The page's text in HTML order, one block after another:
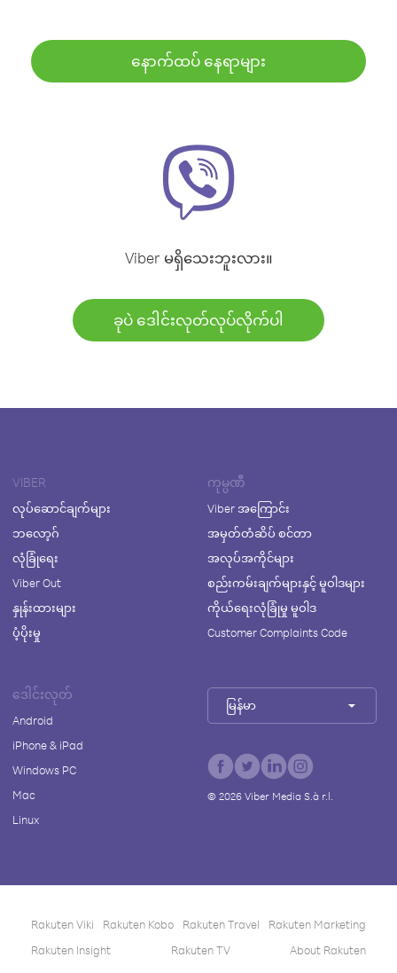
နောက်ထပ် နေရာများ
Viber မရှိသေးဘူးလား။
ခုပဲ ဒေါင်းလုတ်လုပ်လိုက်ပါ
VIBER
လုပ်ဆောင်ချက်များ
ဘလော့ဂ်
လုံခြုံရေး
Viber Out
နှုန်းထားများ
ပံ့ပိုးမှု
ကုမ္ပဏီ
Viber အကြောင်း
အမှတ်တံဆိပ် စင်တာ
အလုပ်အကိုင်များ
စည်းကမ်းချက်များနှင့် မူဝါဒများ
ကိုယ်ရေးလုံခြုံမှု မူဝါဒ
Customer Complaints Code
ဒေါင်းလုတ်
Android
iPhone & iPad
Windows PC
Mac
Linux
မြန်မာ
© 2026Viber Media S.à r.l.
Rakuten Viki Rakuten Kobo Rakuten Travel
Rakuten Marketing
Rakuten Insight
Rakuten TV About Rakuten